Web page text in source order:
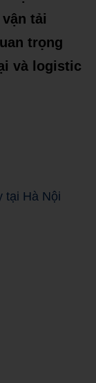
tải
trọng
và logistic
tại Hà Nội